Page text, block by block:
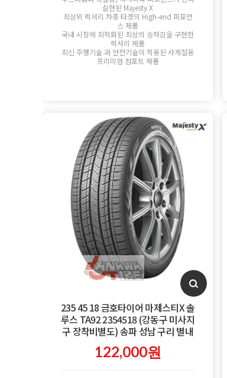
실현된 Majesty X
최상위 럭셔리 차종 타겟의 High-end 퍼포먼
스 제품
국내 시장에 최적화된 최상의 승차감을 구현한
럭셔리 제품
최신 주행기술 과 안전기술이 적용된 사계절용
프리미엄 컴포트 제품
235 45 18 금호타이어 마제스티X 솔
루스 TA92 2354518 (강동구 미사지
구 장착비별도) 송파 성남 구리 별내
122,000원